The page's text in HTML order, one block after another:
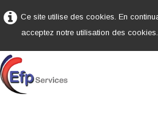
Ce site utilise des cookies. En
acceptez notre utilisation des cookies.